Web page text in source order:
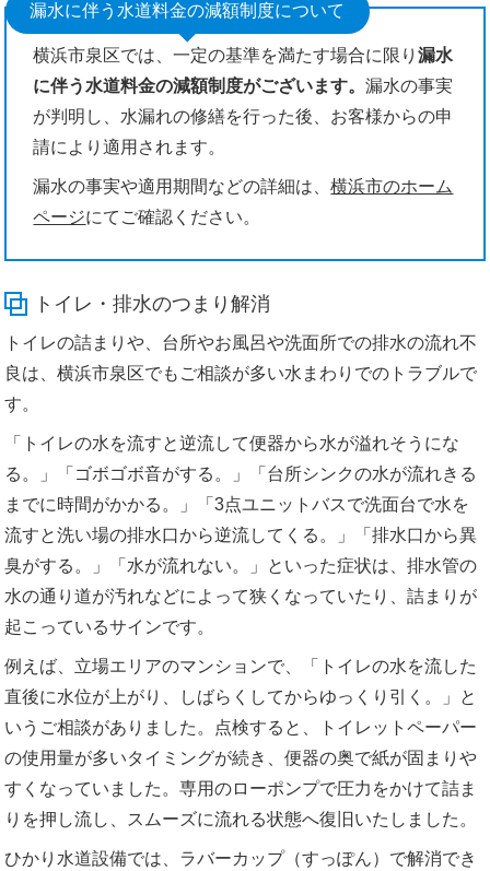
漏水に伴う水道料金の減額制度について
横浜市泉区では、一定の基準を満たす場合に限り漏水
に伴う水道料金の減額制度がございます。漏水の事実
が判明し、水漏れの修繕を行った後、お客様からの申
請により適用されます。
漏水の事実や適用期間などの詳細は、横浜市のホーム
ページにてご確認ください。
トイレ・排水のつまり解消
トイレの詰まりや、台所やお風呂や洗面所での排水の流れ不
良は、横浜市泉区でもご相談が多い水まわりでのトラブルで
す。
「トイレの水を流すと逆流して便器から水が溢れそうにな
る。」「ゴボゴボ音がする。」「台所シンクの水が流れきる
までに時間がかかる。」「3点ユニットバスで洗面台で水を
流すと洗い場の排水口から逆流してくる。」「排水口から異
臭がする。」「水が流れない。」といった症状は、排水管の
水の通り道が汚れなどによって狭くなっていたり、詰まりが
起こっているサインです。
例えば、立場エリアのマンションで、「トイレの水を流した
直後に水位が上がり、しばらくしてからゆっくり引く。」と
いうご相談がありました。点検すると、トイレットペーパー
の使用量が多いタイミングが続き、便器の奥で紙が固まりや
すくなっていました。専用のローポンプで圧力をかけて詰ま
りを押し流し、スムーズに流れる状態へ復旧いたしました。
ひかり水道設備では、ラバーカップ（すっぽん）で解消でき